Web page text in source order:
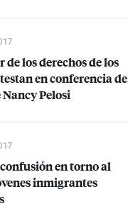
los derechos de los
en conferencia de
Pelosi
en torno al
inmigrantes